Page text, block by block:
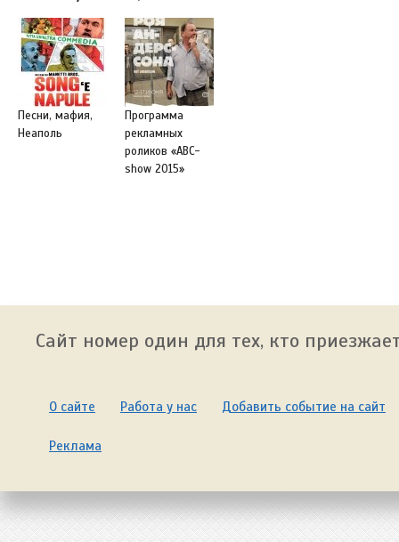
Песни, мафия,
Неаполь
Программа
рекламных
роликов «ABC-
show 2015»
Сайт номер один для тех, кто
О сайте Работа у нас Добавить событие на сайт
Реклама